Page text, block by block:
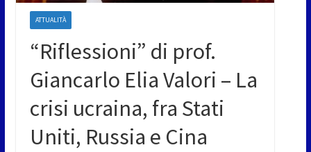
ATTUALITÀ
“Riflessioni” di prof.
Giancarlo Elia Valori – La
crisi ucraina, fra Stati
Uniti, Russia e Cina